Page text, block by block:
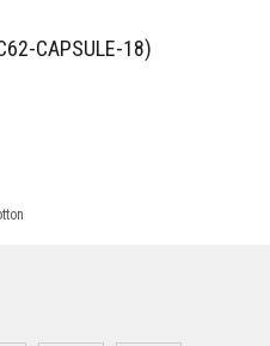
CAPSULE-18)